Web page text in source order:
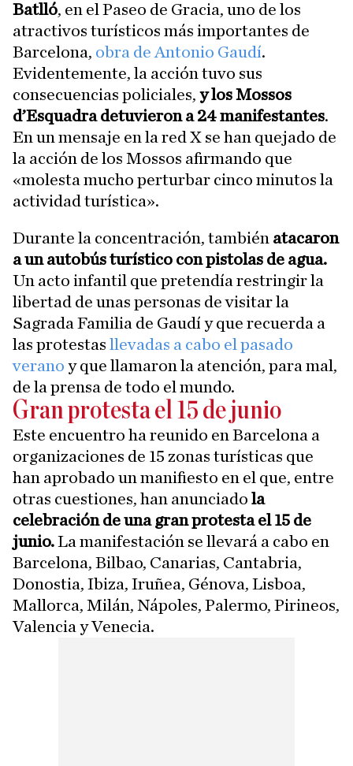
Batlló, en el Paseo de Gracia, uno de los
atractivos turísticos más importantes de
Barcelona, obra de Antonio Gaudí.
Evidentemente, la acción tuvo sus
consecuencias policiales, y los Mossos
d’Esquadra detuvieron a 24 manifestantes.
En un mensaje en la red X se han quejado de
la acción de los Mossos afirmando que
«molesta mucho perturbar cinco minutos la
actividad turística».
Durante la concentración, también atacaron
a un autobús turístico con pistolas de agua.
Un acto infantil que pretendía restringir la
libertad de unas personas de visitar la
Sagrada Familia de Gaudí y que recuerda a
las protestas llevadas a cabo el pasado
verano y que llamaron la atención, para mal,
de la prensa de todo el mundo.
Gran protesta el 15 de junio
Este encuentro ha reunido en Barcelona a
organizaciones de 15 zonas turísticas que
han aprobado un manifiesto en el que, entre
otras cuestiones, han anunciado la
celebración de una gran protesta el 15 de
junio.La manifestación se llevará a cabo en
Barcelona, Bilbao, Canarias, Cantabria,
Donostia, Ibiza, Iruñea, Génova, Lisboa,
Mallorca, Milán, Nápoles, Palermo, Pirineos,
Valencia y Venecia.